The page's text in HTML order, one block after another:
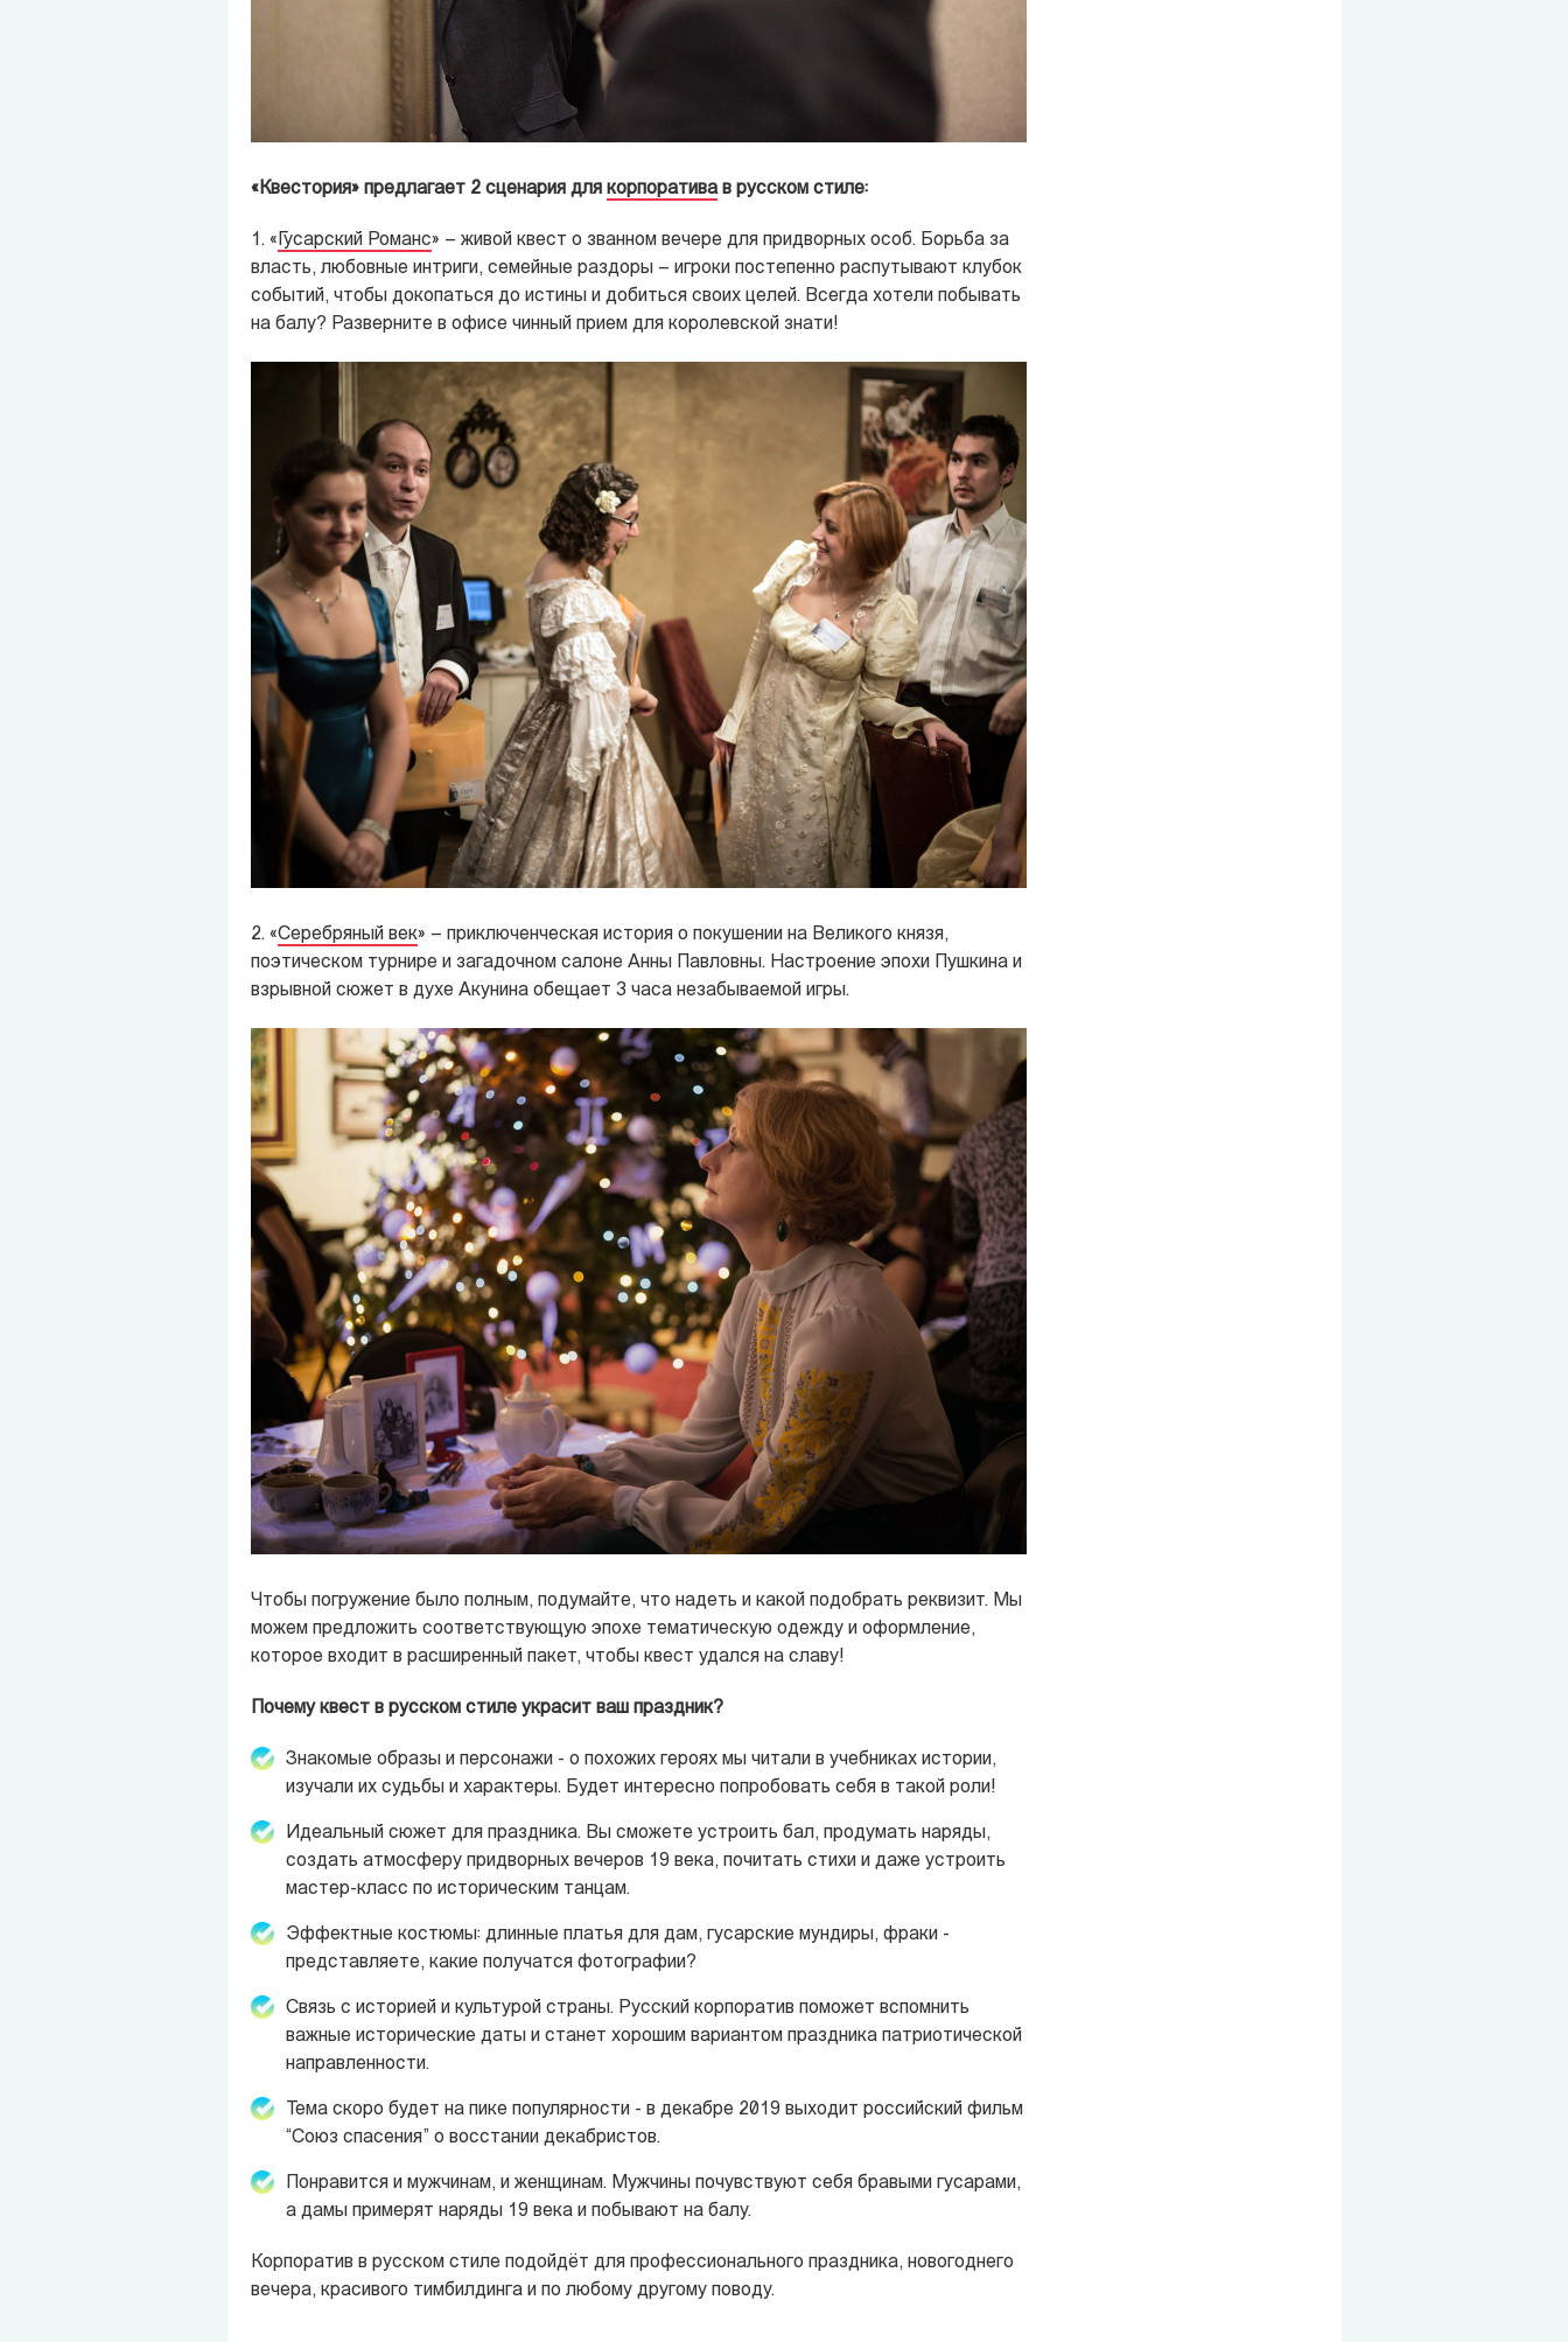
«Квестория» предлагает 2 сценария для корпоративав русском стиле:
1. « Гусарский Романс» – живой квест о званном вечере для придворных особ. Борьба за
власть, любовные интриги, семейные раздоры – игроки постепенно распутывают клубок
событий, чтобы докопаться до истины и добиться своих целей. Всегда хотели побывать
на балу? Разверните в офисе чинный прием для королевской знати!
2. «Серебряный век» – приключенческая история о покушении на Великого князя,
поэтическом турнире и загадочном салоне Анны Павловны. Настроение эпохи Пушкина и
взрывной сюжет в духе Акунина обещает 3 часа незабываемой игры.
Чтобы погружение было полным, подумайте, что надеть и какой подобрать реквизит. Мы
можем предложить соответствующую эпохе тематическую одежду и оформление,
которое входит в расширенный пакет, чтобы квест удался на славу!
Почему квест в русском стиле украсит ваш праздник?
Знакомые образы и персонажи - о похожих героях мы читали в учебниках истории,
изучали их судьбы и характеры. Будет интересно попробовать себя в такой роли!
Идеальный сюжет для праздника. Вы сможете устроить бал, продумать наряды,
создать атмосферу придворных вечеров 19 века, почитать стихи и даже устроить
мастер-класс по историческим танцам.
Эффектные костюмы: длинные платья для дам, гусарские мундиры, фраки -
представляете, какие получатся фотографии?
Связь с историей и культурой страны. Русский корпоратив поможет вспомнить
важные исторические даты и станет хорошим вариантом праздника патриотической
направленности.
Тема скоро будет на пике популярности - в декабре 2019 выходит российский фильм
“Союз спасения” о восстании декабристов.
Понравится и мужчинам, и женщинам. Мужчины почувствуют себя бравыми гусарами,
а дамы примерят наряды 19 века и побывают на балу.
Корпоратив в русском стиле подойдёт для профессионального праздника, новогоднего
вечера, красивого тимбилдинга и по любому другому поводу.